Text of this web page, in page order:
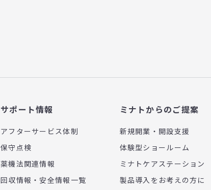
サポート情報
アフターサービス体制
保守点検
薬機法関連情報
回収情報・安全情報一覧
ミナトからのご提案
新規開業・開設支援
体験型ショールーム
ミナトケアステーション
製品導入をお考えの方に